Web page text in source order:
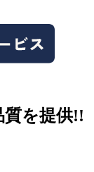
質を提供!!